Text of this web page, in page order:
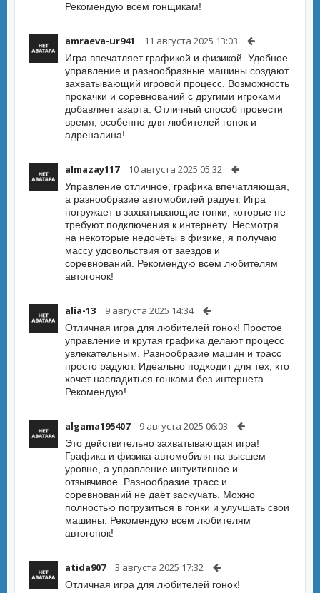
Рекомендую всем гонщикам!
amraeva-ur941 11 августа 2025 13:03
Игра впечатляет графикой и физикой. Удобное
управление и разнообразные машины создают
захватывающий игровой процесс. Возможность
прокачки и соревнований с другими игроками
добавляет азарта. Отличный способ провести
время, особенно для любителей гонок и
адреналина!
almazay117 10 августа 2025 05:32
Управление отличное, графика впечатляющая,
а разнообразие автомобилей радует. Игра
погружает в захватывающие гонки, которые не
требуют подключения к интернету. Несмотря
на некоторые недочёты в физике, я получаю
массу удовольствия от заездов и
соревнований. Рекомендую всем любителям
автогонок!
alia-13 9 августа 2025 14:34
Отличная игра для любителей гонок! Простое
управление и крутая графика делают процесс
увлекательным. Разнообразие машин и трасс
просто радуют. Идеально подходит для тех, кто
хочет насладиться гонками без интернета.
Рекомендую!
algama195407 9 августа 2025 06:03
Это действительно захватывающая игра!
Графика и физика автомобиля на высшем
уровне, а управление интуитивное и
отзывчивое. Разнообразие трасс и
соревнований не даёт заскучать. Можно
полностью погрузиться в гонки и улучшать свои
машины. Рекомендую всем любителям
автогонок!
atida907 3 августа 2025 17:32
Отличная игра для любителей гонок!